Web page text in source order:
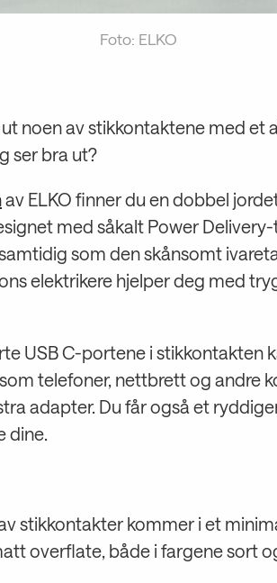
Foto: ELKO
noen av stikkontaktene med et
ser bra ut?
av ELKO finner du en dobbel
med såkalt Power
som den skånsomt
elektrikere hjelper deg med
USB C-portene i stikkontakten
telefoner, nettbrett og andre
adapter. Du får også et
dine.
stikkontakter kommer i et
overflate, både i fargene sort